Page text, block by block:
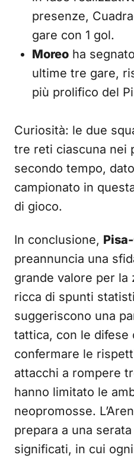
presenze,
gare con 1 gol.
Moreo ha
ultime tre gare,
più prolifico del
Curiosità: le due
tre reti ciascuna nei
secondo tempo,
campionato in
di gioco.
In conclusione,
preannuncia una
grande valore per la
ricca di spunti
suggeriscono una
tattica, con le difese
confermare le
attacchi a rompere
hanno limitato le
neopromosse.
prepara a una
significati, in cui